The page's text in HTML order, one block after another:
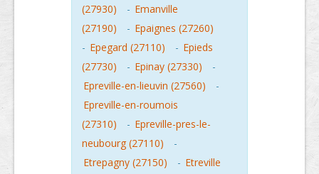
(27930)
- Emanville
(27190)
- Epaignes (27260)
- Epegard (27110) - Epieds
(27730)
- Epinay (27330)
-
Epreville-en-lieuvin (27560)
-
Epreville-en-roumois
(27310)
- Epreville-pres-le-
neubourg (27110)
-
Etrepagny (27150)
- Etreville